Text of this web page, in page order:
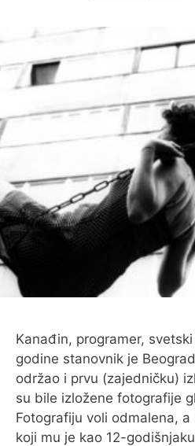
Kanađin, programer,
godine stanovnik je
održao i prvu (zajedničku)
su bile izložene fotografije
Fotografiju voli odmalena,
koji mu je kao 12-